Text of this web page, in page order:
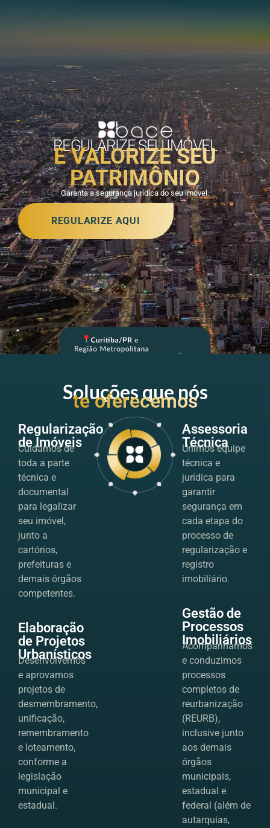
REGULARIZE SEU IMÓVEL
E VALORIZE SEU
PATRIMÔNIO
Garanta a segurança jurídica do seu imóvel.
REGULARIZE AQUI
📍
Soluções que nós
te oferecemos
Regularização
de Imóveis
Cuidamos de
toda a parte
técnica e
documental
para legalizar
seu imóvel,
junto a
cartórios,
prefeituras e
demais órgãos
competentes.
Elaboração
de Projetos
Urbanísticos
Desenvolvemos
e aprovamos
projetos de
desmembramento,
unificação,
remembramento
e loteamento,
conforme a
legislação
municipal e
estadual.
Assessoria
Técnica
Unimos equipe
técnica e
jurídica para
garantir
segurança em
cada etapa do
processo de
regularização e
registro
imobiliário.
Gestão de
Processos
Imobiliários
Acompanhamos
e conduzimos
processos
completos de
reurbanização
(REURB),
inclusive junto
aos demais
órgãos
municipais,
estadual e
federal (além de
autarquias,